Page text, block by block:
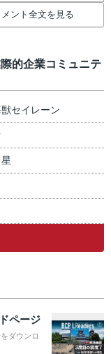
ント全文を見る
的企業コミュニテ
セイレーン
ページ
ダウンロ